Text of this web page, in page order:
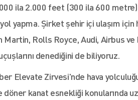
ila 2.000 feet (300 ila 600
yapma. Şirket şehir içi ulaşım
Martin, Rolls Royce, Audi, Airbus
denediğini de biliyoruz.
Elevate Zirvesi'nde hava
döner kanat esnekliği konularında